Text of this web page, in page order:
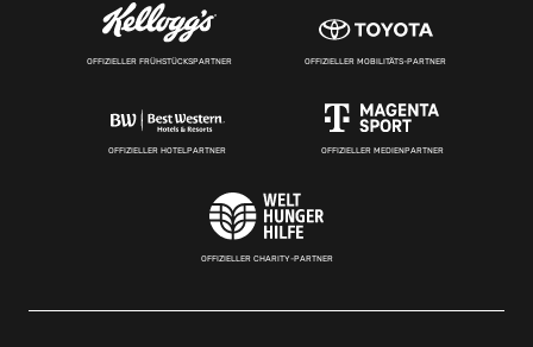
OFFIZIELLER FRÜHSTÜCKSPARTNER OFFIZIELLER MOBILITÄTS-PARTNER
OFFIZIELLER HOTELPARTNER OFFIZIELLER MEDIENPARTNER
OFFIZIELLER CHARITY-PARTNER